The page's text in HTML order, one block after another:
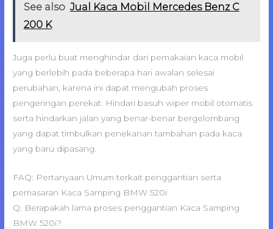
See also Jual Kaca Mobil Mercedes Benz C
200 K
Juga perlu buat menghindar dari pemakaian kaca mobil
yang berlebih pada beberapa hari awalan selesai
perubahan, karena ini dapat mengubah proses
pengeringan perekat. Hindari basuh wiper mobil otomatis
serta hindarkan jalan yang benar-benar bergelombang
yang dapat timbulkan penekanan tambahan pada kaca
yang baru dipasang.
FAQ: Pertanyaan Umum terkait penggantian serta
pemasaran Kaca Samping BMW 520i
Q: Berapakah lama proses penggantian Kaca Samping
BMW 520i?